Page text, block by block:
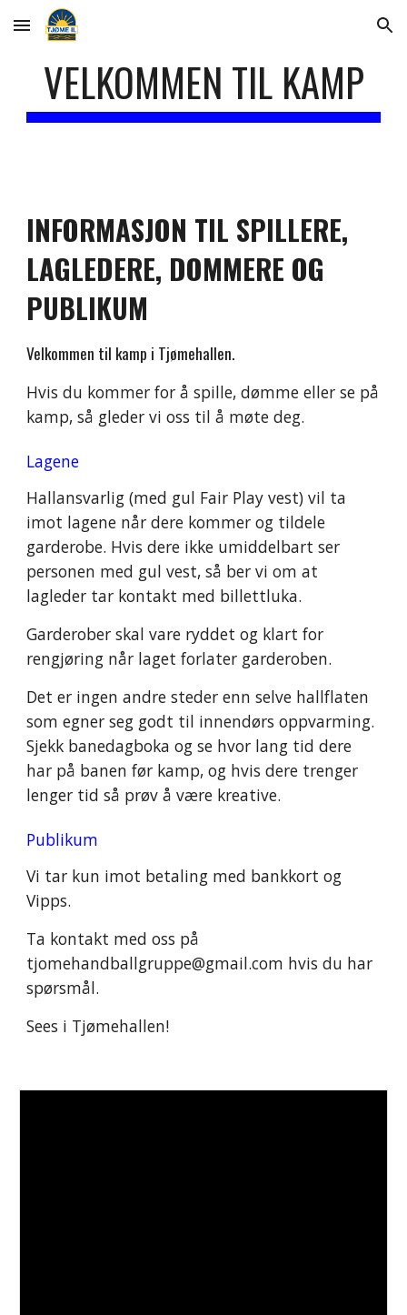
Skip to main content Skip to navigation
VELKOMMEN TIL KAMP
INFORMASJON TIL SPILLERE,
LAGLEDERE, DOMMERE OG
PUBLIKUM
Velkommen til kamp i Tjømehallen.
Hvis du kommer for å spille, dømme eller se på
kamp, så gleder vi oss til å møte deg.
Lagene
Hallansvarlig (med gul Fair Play vest) vil ta
imot lagene når dere kommer og tildele
garderobe. Hvis dere ikke umiddelbart ser
personen med gul vest, så ber vi om at
lagleder tar kontakt med billettluka.
Garderoberskal vare ryddet og klart for
rengjøring når laget forlater garderoben.
Det er ingen andre steder enn selve hallflaten
som egner seg godt til innendørs oppvarming.
Sjekk banedagboka og se hvor lang tid dere
har på banen før kamp, og hvis dere trenger
lenger tid så prøv å være kreative.
Publikum
Vi tar kun imot betaling med bankkort og
Vipps.
Ta kontakt med oss på
tjomehandballgruppe@gmail.com hvisdu har
spørsmål.
Sees i Tjømehallen!